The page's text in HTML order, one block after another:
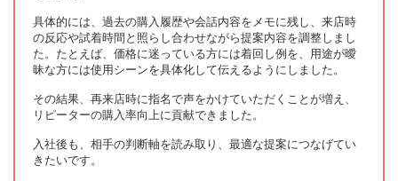
具体的には、過去の購入履歴や会話内容をメモに残し、来店時
の反応や試着時間と照らし合わせながら提案内容を調整しまし
た。たとえば、価格に迷っている方には着回し例を、用途が曖
昧な方には使用シーンを具体化して伝えるようにしました。
その結果、再来店時に指名で声をかけていただくことが増え、
リピーターの購入率向上に貢献できました。
入社後も、相手の判断軸を読み取り、最適な提案につなげてい
きたいです。